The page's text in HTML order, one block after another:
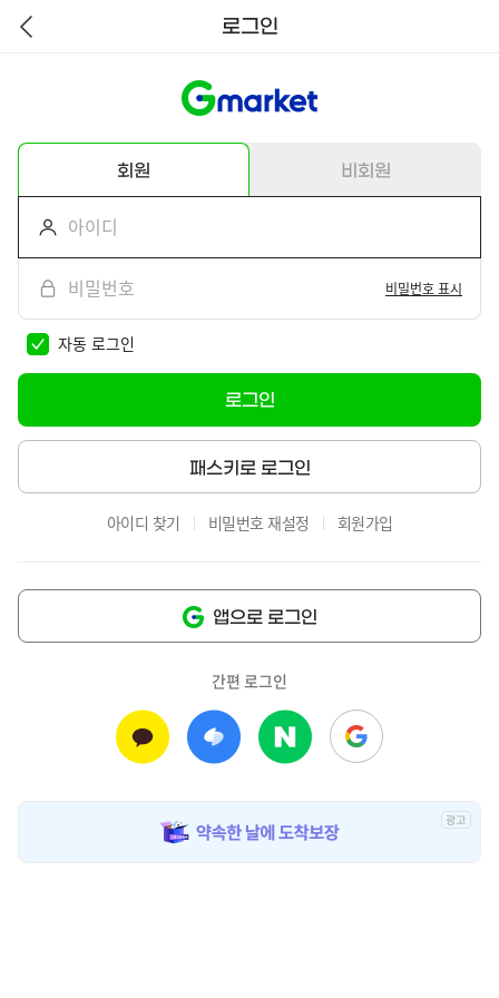
뒤
로그인
회원 비회원
비밀번호 표시
자동 로그인
로그인
패스키로 로그인
아이디 찾기 비밀번호 재설정 회원가입
앱으로 로그인
간편 로그인